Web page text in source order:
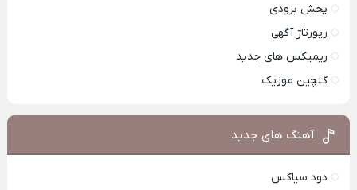
پخش بزودی
رپورتاژ آگهی
ریمیکس های جدید
گلچین موزیک
آهنگ های جدید
دود سیاکس